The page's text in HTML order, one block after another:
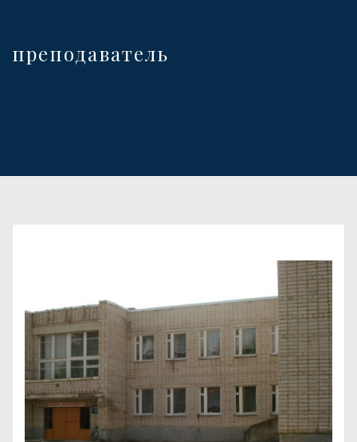
преподаватель